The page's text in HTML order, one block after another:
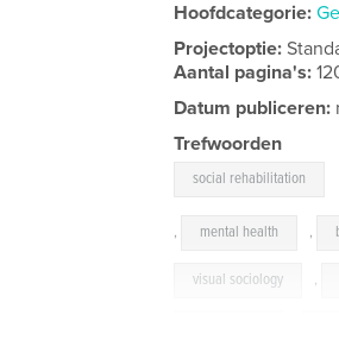
Hoofdcategorie:
Projectoptie:
Aantal pagina's:
Datum publiceren:
Trefwoorden
social rehabilitation
, mental health ,
visual sociology ,